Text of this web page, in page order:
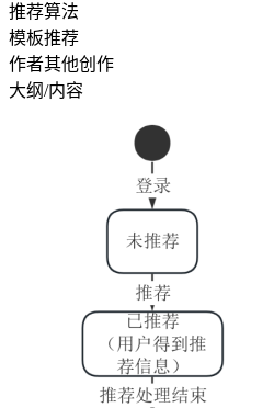
推荐算法
模板推荐
作者其他创作
大纲/内容